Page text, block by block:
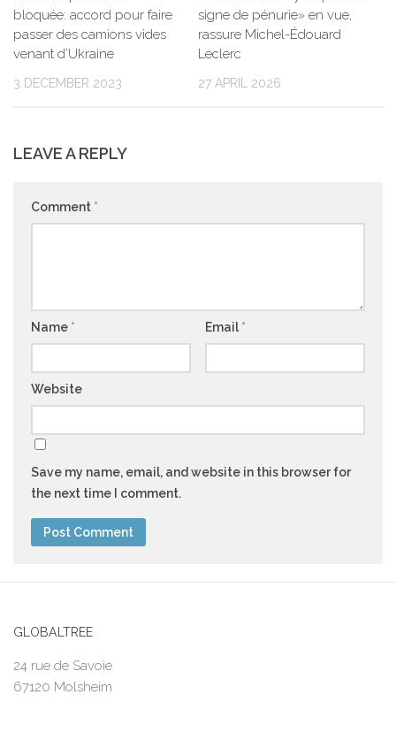
bloquée: accord pour faire
passer des camions vides
venant d’Ukraine
3 DECEMBER 2023
signe de pénurie» en vue,
rassure Michel-Édouard
Leclerc
27 APRIL 2026
LEAVE A REPLY
Comment *
Name * Email *
Website
Save my name, email, and website in this browser for
the next time I comment.
GLOBALTREE
24 rue de Savoie
67120 Molsheim